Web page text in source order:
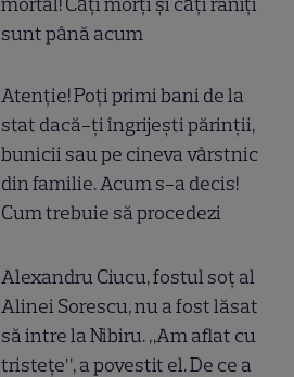
sunt până acum
Atenție! Poți primi bani de la
stat dacă-ți îngrijești părinții,
bunicii sau pe cineva vârstnic
din familie. Acum s-a decis!
Cum trebuie să procedezi
Alexandru Ciucu, fostul soț al
Alinei Sorescu, nu a fost lăsat
să intre la Nibiru. „Am aflat cu
tristețe”, a povestit el. De ce a